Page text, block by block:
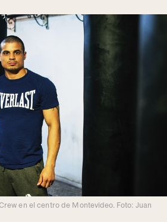
en el centro de Montevideo. Foto: Juan